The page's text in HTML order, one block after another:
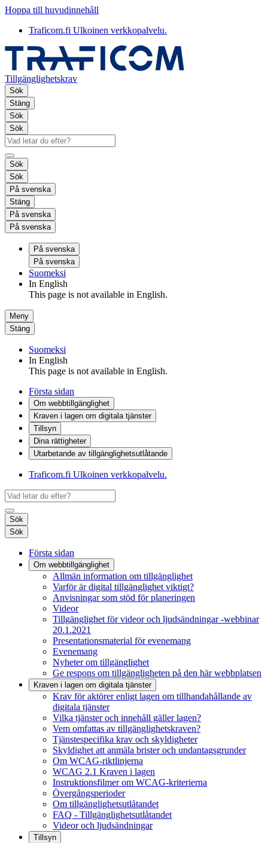
Hoppa till huvudinnehåll
Traficom.fi Ulkoinen verkkopalvelu.
Tillgänglighetskrav
Sök
Stäng
Sök
Sök
Sök
Sök
På svenska
Stäng
På svenska
På svenska
På svenska
På svenska
Suomeksi
In English
This page is not available in English.
Meny
Stäng
Suomeksi
In English
This page is not available in English.
Första sidan
Om webbtillgänglighet
Kraven i lagen om digitala tjänster
Tillsyn
Dina rättigheter
Utarbetande av tillgänglighets­utlåtande
Traficom.fi Ulkoinen verkkopalvelu.
Sök
Sök
Första sidan
Om webbtillgänglighet
Allmän information om tillgänglighet
Varför är digital tillgänglighet viktigt?
Anvisningar som stöd för planeringen
Videor
Tillgänglighet för videor och ljudsändningar -webbinar
20.1.2021
Presentationsmaterial för evenemang
Evenemang
Nyheter om tillgänglighet
Ge respons om tillgängligheten på den här webbplatsen
Kraven i lagen om digitala tjänster
Krav för aktörer enligt lagen om tillhandahållande av
digitala tjänster
Vilka tjänster och innehåll gäller lagen?
Vem omfattas av tillgänglighetskraven?
Tjänstespecifika krav och skyldigheter
Skyldighet att anmäla brister och undantagsgrunder
Om WCAG-riktlinjerna
WCAG 2.1 Kraven i lagen
Instruktionsfilmer om WCAG-kriterierna
Övergångsperioder
Om tillgänglighetsutlåtandet
FAQ - Tillgänglighetsutlåtandet
Videor och ljudsändningar
Tillsyn